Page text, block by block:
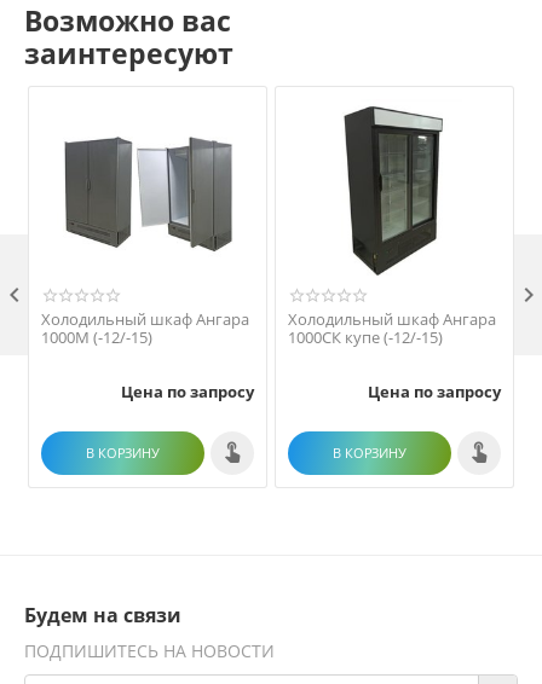
Возможно вас
заинтересуют
Холодильный шкаф Ангара
1000М (-12/-15)
Цена по запросу
В КОРЗИНУ
Холодильный шкаф Ангара
1000СК купе (-12/-15)
Цена по запросу
В КОРЗИНУ
 
Будем на связи
ПОДПИШИТЕСЬ НА НОВОСТИ